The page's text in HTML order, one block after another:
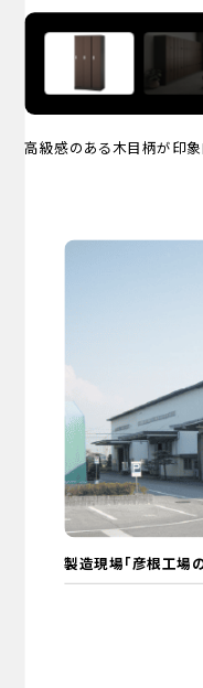
高級感のある木目柄が印象
製造現場「彦根工場